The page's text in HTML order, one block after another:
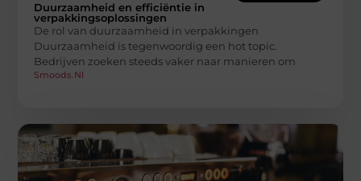
Duurzaamheid en efficiëntie in
verpakkingsoplossingen
De rol van duurzaamheid in verpakkingen
Duurzaamheid is tegenwoordig een hot topic.
Bedrijven zoeken steeds vaker naar manieren om
Smoods.nl